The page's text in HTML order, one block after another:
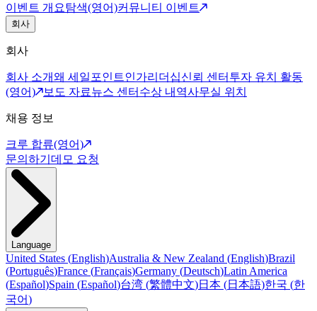
이벤트 개요탐색(영어)커뮤니티 이벤트
회사
회사
회사 소개왜 세일포인트인가리더십신뢰 센터 투자 유치 활동
(영어)
보도 자료뉴스 센터 수상 내역사무실 위치
채용 정보
크루 합류(영어)
문의하기 데모 요청
Language
United States (English)Australia & New Zealand (English)Brazil
(Português)France (Français)Germany (Deutsch)Latin America
(Español)Spain (Español)台湾 (繁體中文)日本 (日本語)한국 (한
국어)